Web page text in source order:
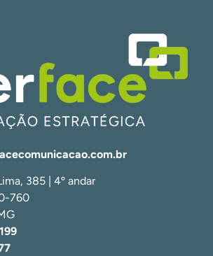
385 | 4º andar
760